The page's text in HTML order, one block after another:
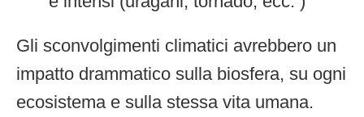
Gli sconvolgimenti climatici avrebbero un
impatto drammatico sulla biosfera, su ogni
ecosistema e sulla stessa vita umana.